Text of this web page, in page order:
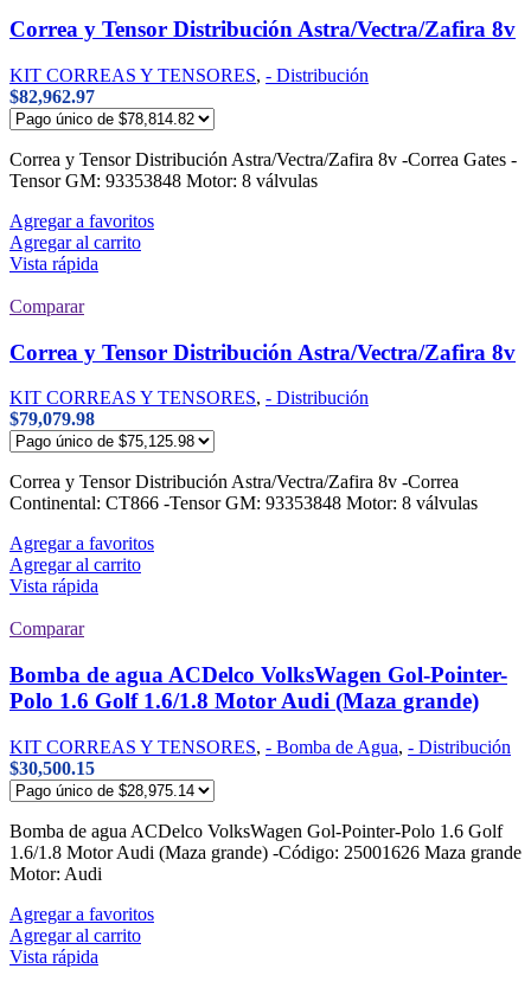
Correa y Tensor Distribución Astra/Vectra/Zafira 8v
KIT CORREAS Y TENSORES, - Distribución
$82,962.97
Correa y Tensor Distribución Astra/Vectra/Zafira 8v -Correa Gates -
Tensor GM: 93353848 Motor: 8 válvulas
Agregar a favoritos
Agregar al carrito
Vista rápida
Comparar
Correa y Tensor Distribución Astra/Vectra/Zafira 8v
KIT CORREAS Y TENSORES, - Distribución
$79,079.98
Correa y Tensor Distribución Astra/Vectra/Zafira 8v -Correa
Continental: CT866 -Tensor GM: 93353848 Motor: 8 válvulas
Agregar a favoritos
Agregar al carrito
Vista rápida
Comparar
Bomba de agua ACDelco VolksWagen Gol-Pointer-
Polo 1.6 Golf 1.6/1.8 Motor Audi (Maza grande)
KIT CORREAS Y TENSORES, - Bomba de Agua, - Distribución
$30,500.15
Bomba de agua ACDelco VolksWagen Gol-Pointer-Polo 1.6 Golf
1.6/1.8 Motor Audi (Maza grande) -Código: 25001626 Maza grande
Motor: Audi
Agregar a favoritos
Agregar al carrito
Vista rápida